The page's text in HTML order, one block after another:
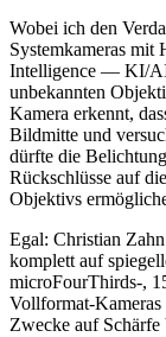
Wobei ich den
Systemkameras
Intelligence — KI/
unbekannten
Kamera erkennt,
Bildmitte und
dürfte die
Rückschlüsse auf
Objektivs
Egal: Christian
komplett auf
microFourThirds-,
Vollformat-Kameras
Zwecke auf